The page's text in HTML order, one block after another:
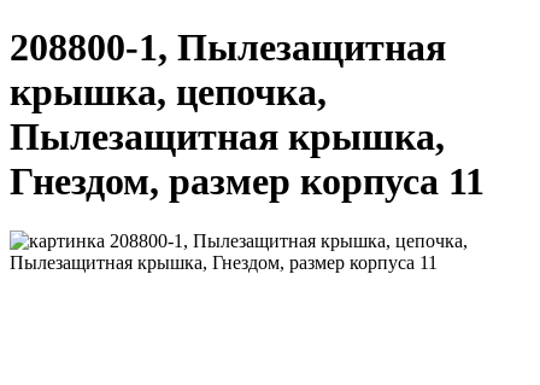
208800-1, Пылезащитная
крышка, цепочка,
Пылезащитная крышка,
Гнездом, размер корпуса 11